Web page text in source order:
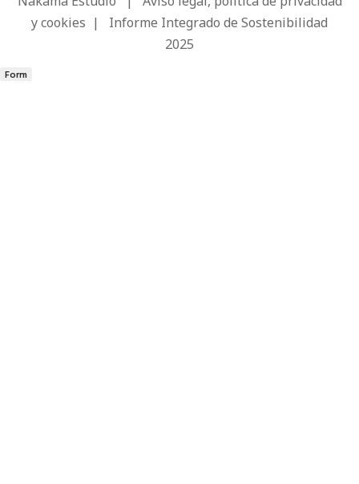
y cookies | Informe Integrado de Sostenibilidad
2025
Form